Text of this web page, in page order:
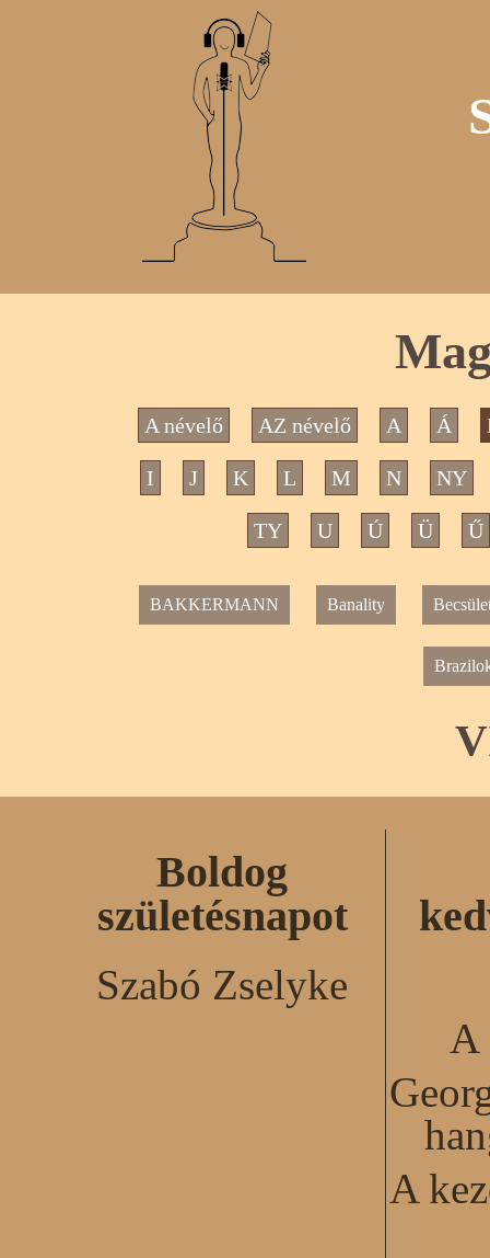
A névelő AZ névelő A Á
I J K L M N NY
TY U Ú Ü Ű
BAKKERMANN Banality
Boldog
születésnapot
Szabó Zselyke
A
A